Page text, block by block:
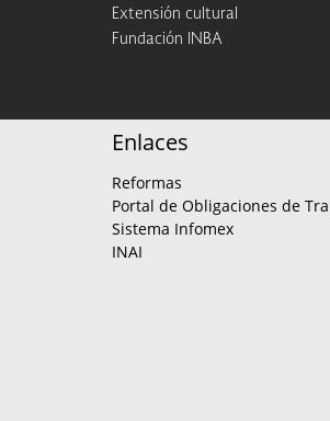
Extensión cultural
Fundación INBA
Enlaces
Reformas
Portal de Obligaciones de
Sistema Infomex
INAI